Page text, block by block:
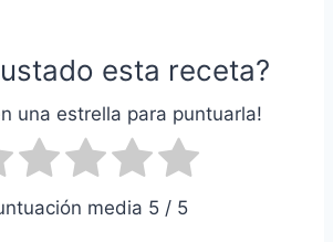
esta receta?
una estrella para puntuarla!
media 5 / 5